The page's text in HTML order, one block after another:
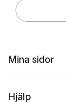
Mina sidor
Hjälp